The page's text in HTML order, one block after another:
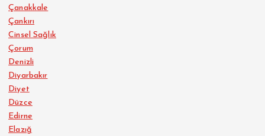
Çanakkale
Çankırı
Cinsel Sağlık
Çorum
Denizli
Diyarbakır
Diyet
Düzce
Edirne
Elazığ